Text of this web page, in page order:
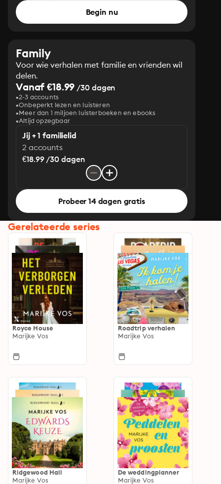
Begin nu
Family
Voor wie verhalen met familie en vrienden wil
delen.
Vanaf €18.99 /30 dagen
2-3 accounts
Onbeperkt lezen en luisteren
Meer dan 1 miljoen luisterboeken en ebooks
Altijd opzegbaar
Jij + 1 familielid
2 accounts
€18.99 /30 dagen
Probeer 14 dagen gratis
Gerelateerde series
Royce House
Marijke Vos
Roadtrip verhalen
Marijke Vos
Ridgewood Hall
Marijke Vos
De weddingplanner
Marijke Vos